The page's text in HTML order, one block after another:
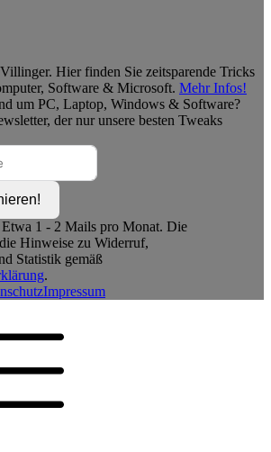
Hier finden Sie zeitsparende Tricks
Software & Microsoft. Mehr Infos!
um PC, Laptop, Windows & Software?
der nur unsere besten Tweaks
Etwa 1 - 2 Mails pro Monat. Die
Hinweise zu Widerruf,
Statistik gemäß
.
Impressum